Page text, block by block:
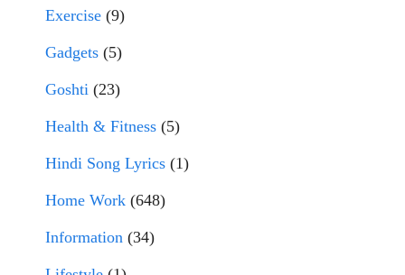
Exercise (9)
Gadgets (5)
Goshti (23)
Health & Fitness (5)
Hindi Song Lyrics (1)
Home Work (648)
Information (34)